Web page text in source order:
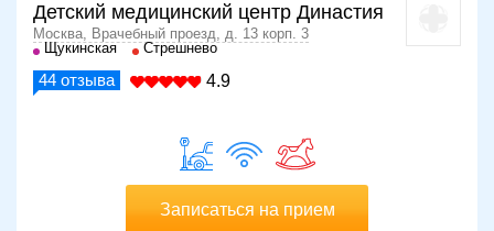
Детский медицинский центр Династия
Москва, Врачебный проезд, д. 13 корп. 3
Щукинская
Стрешнево
44 отзыва 4.9
Записаться на прием